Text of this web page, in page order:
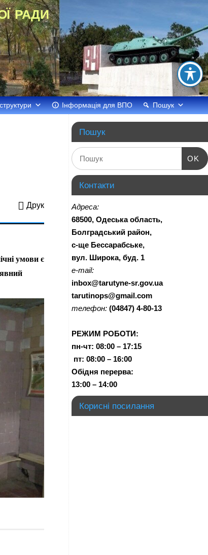
ради
Інформація для ВПО Пошук
Друк
умови є
Пошук
OK
Контакти
Адреса:
68500, Одеська область,
Болградський район,
с-ще Бессарабське,
вул. Широка, буд. 1
e-mail:
inbox@tarutyne-sr.gov.ua
tarutinops@gmail.com
телефон: (04847) 4-80-13
РЕЖИМ РОБОТИ:
пн-чт: 08:00 – 17:15
пт: 08:00 – 16:00
Обідня перерва:
13:00 – 14:00
Корисні посилання